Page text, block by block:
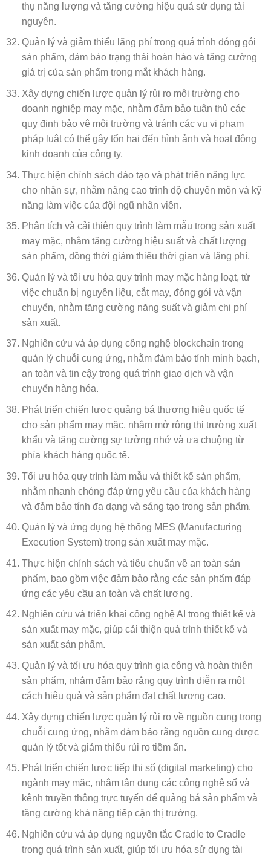
thụ năng lượng và tăng cường hiệu quả sử dụng tài
nguyên.
Quản lý và giảm thiểu lãng phí trong quá trình đóng gói
sản phẩm, đảm bảo trạng thái hoàn hảo và tăng cường
giá trị của sản phẩm trong mắt khách hàng.
Xây dựng chiến lược quản lý rủi ro môi trường cho
doanh nghiệp may mặc, nhằm đảm bảo tuân thủ các
quy định bảo vệ môi trường và tránh các vụ vi phạm
pháp luật có thể gây tổn hại đến hình ảnh và hoạt động
kinh doanh của công ty.
Thực hiện chính sách đào tạo và phát triển năng lực
cho nhân sự, nhằm nâng cao trình độ chuyên môn và kỹ
năng làm việc của đội ngũ nhân viên.
Phân tích và cải thiện quy trình làm mẫu trong sản xuất
may mặc, nhằm tăng cường hiệu suất và chất lượng
sản phẩm, đồng thời giảm thiểu thời gian và lãng phí.
Quản lý và tối ưu hóa quy trình may mặc hàng loạt, từ
việc chuẩn bị nguyên liệu, cắt may, đóng gói và vận
chuyển, nhằm tăng cường năng suất và giảm chi phí
sản xuất.
Nghiên cứu và áp dụng công nghệ blockchain trong
quản lý chuỗi cung ứng, nhằm đảm bảo tính minh bạch,
an toàn và tin cậy trong quá trình giao dịch và vận
chuyển hàng hóa.
Phát triển chiến lược quảng bá thương hiệu quốc tế
cho sản phẩm may mặc, nhằm mở rộng thị trường xuất
khẩu và tăng cường sự tưởng nhớ và ưa chuộng từ
phía khách hàng quốc tế.
Tối ưu hóa quy trình làm mẫu và thiết kế sản phẩm,
nhằm nhanh chóng đáp ứng yêu cầu của khách hàng
và đảm bảo tính đa dạng và sáng tạo trong sản phẩm.
Quản lý và ứng dụng hệ thống MES (Manufacturing
Execution System) trong sản xuất may mặc.
Thực hiện chính sách và tiêu chuẩn về an toàn sản
phẩm, bao gồm việc đảm bảo rằng các sản phẩm đáp
ứng các yêu cầu an toàn và chất lượng.
Nghiên cứu và triển khai công nghệ AI trong thiết kế và
sản xuất may mặc, giúp cải thiện quá trình thiết kế và
sản xuất sản phẩm.
Quản lý và tối ưu hóa quy trình gia công và hoàn thiện
sản phẩm, nhằm đảm bảo rằng quy trình diễn ra một
cách hiệu quả và sản phẩm đạt chất lượng cao.
Xây dựng chiến lược quản lý rủi ro về nguồn cung trong
chuỗi cung ứng, nhằm đảm bảo rằng nguồn cung được
quản lý tốt và giảm thiểu rủi ro tiềm ẩn.
Phát triển chiến lược tiếp thị số (digital marketing) cho
ngành may mặc, nhằm tận dụng các công nghệ số và
kênh truyền thông trực tuyến để quảng bá sản phẩm và
tăng cường khả năng tiếp cận thị trường.
Nghiên cứu và áp dụng nguyên tắc Cradle to Cradle
trong quá trình sản xuất, giúp tối ưu hóa sử dụng tài